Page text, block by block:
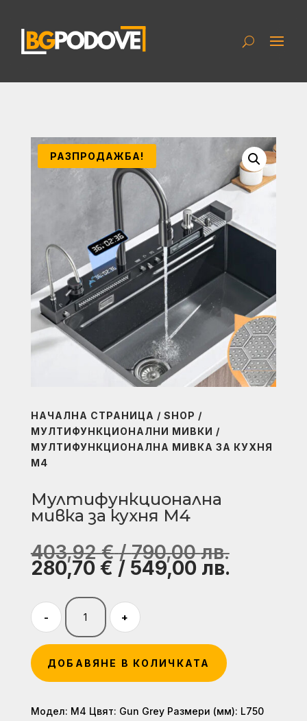
РАЗПРОДАЖБА!
НАЧАЛНА СТРАНИЦА / SHOP /
МУЛТИФУНКЦИОНАЛНИ МИВКИ /
МУЛТИФУНКЦИОНАЛНА МИВКА ЗА КУХНЯ
M4
Мултифункционална
мивка за кухня M4
403,92€ /790,00лв.Original
price
280,70 € / 549,00 лв.
-
количество
Мултифункционална
мивка
+
ДОБАВЯНЕ В КОЛИЧКАТА
Модел: М4 Цвят: Gun Grey Размери (мм): L750